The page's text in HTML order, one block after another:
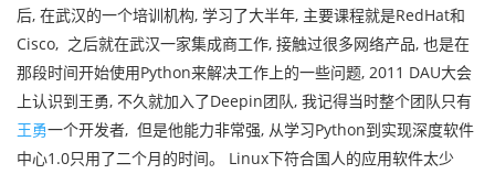
后, 在武汉的一个培训机构, 学习了大半年, 主要课程就是RedHat和
Cisco, 之后就在武汉一家集成商工作, 接触过很多网络产品, 也是在
那段时间开始使用Python来解决工作上的一些问题, 2011 DAU大会
上认识到王勇, 不久就加入了Deepin团队, 我记得当时整个团队只有
王勇一个开发者, 但是他能力非常强, 从学习Python到实现深度软件
中心1.0只用了二个月的时间。 Linux下符合国人的应用软件太少